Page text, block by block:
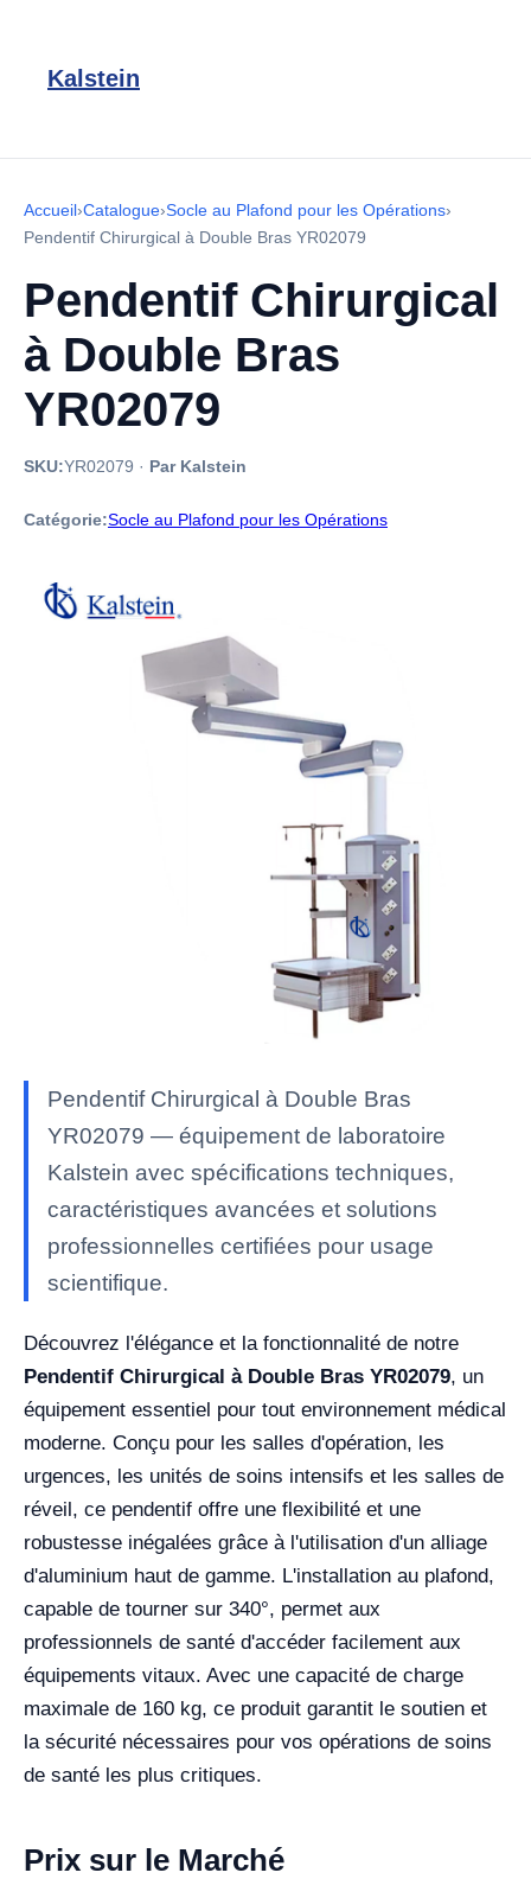
Kalstein
Accueil›Catalogue›Socle au Plafond pour les Opérations›
Pendentif Chirurgical à Double Bras YR02079
Pendentif Chirurgical
à Double Bras
YR02079
SKU:YR02079 · Par Kalstein
Catégorie:Socle au Plafond pour les Opérations
Pendentif Chirurgical à Double Bras
YR02079 — équipement de laboratoire
Kalstein avec spécifications techniques,
caractéristiques avancées et solutions
professionnelles certifiées pour usage
scientifique.
Découvrez l'élégance et la fonctionnalité de notre
Pendentif Chirurgical à Double Bras YR02079, un
équipement essentiel pour tout environnement médical
moderne. Conçu pour les salles d'opération, les
urgences, les unités de soins intensifs et les salles de
réveil, ce pendentif offre une flexibilité et une
robustesse inégalées grâce à l'utilisation d'un alliage
d'aluminium haut de gamme. L'installation au plafond,
capable de tourner sur 340°, permet aux
professionnels de santé d'accéder facilement aux
équipements vitaux. Avec une capacité de charge
maximale de 160 kg, ce produit garantit le soutien et
la sécurité nécessaires pour vos opérations de soins
de santé les plus critiques.
Prix sur le Marché